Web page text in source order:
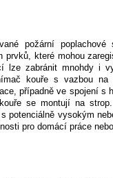
požární
prvků, které mohou
lze zabránit mnohdy i
kouře s vazbou na
případně ve spojení s
se montují na
potenciálně vysokým
pro domácí práce